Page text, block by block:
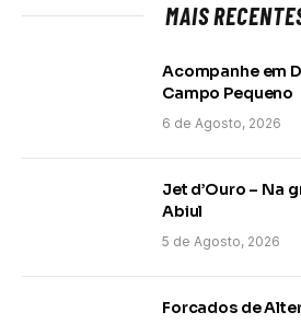
MAIS
Acompanhe em
Campo Pequeno
6 de Agosto, 2026
Jet d’Ouro – Na
Abiul
5 de Agosto, 2026
Forcados de